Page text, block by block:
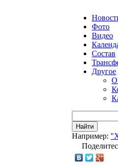
Фото
Видео
Состав
Другое
О
Найти
Например: